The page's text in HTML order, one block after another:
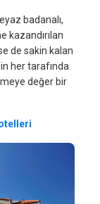
badanalı,
kazandırılan
de sakin kalan
her tarafında
değer bir